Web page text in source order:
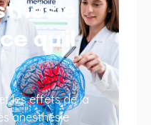
qu'il
les effets de la
anesthésie